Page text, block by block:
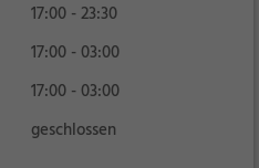
17:00 - 23:30
17:00 - 03:00
17:00 - 03:00
geschlossen